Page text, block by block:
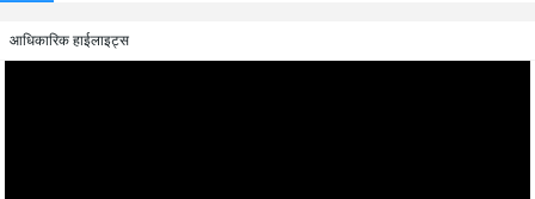
आधिकारिक हाईलाइट्स